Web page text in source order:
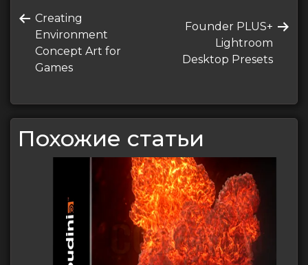
по
записям
Предыдущая
запись
Creating
Environment
Concept Art for
Games
Следующая
запись
Founder PLUS+
Lightroom
Desktop Presets
Похожие статьи